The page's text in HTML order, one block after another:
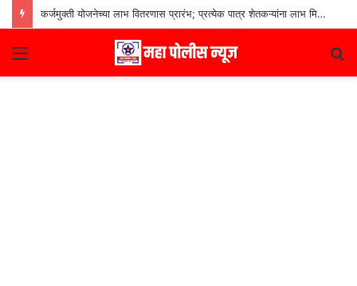
कर्जमुक्ती योजनेच्या लाभ वितरणास प्रारंभ; प्रत्येक पात्र शेतकऱ्यांना लाभ मिळणार– मुख्यमंत्री देवेंद्र फडणवीस
Menu